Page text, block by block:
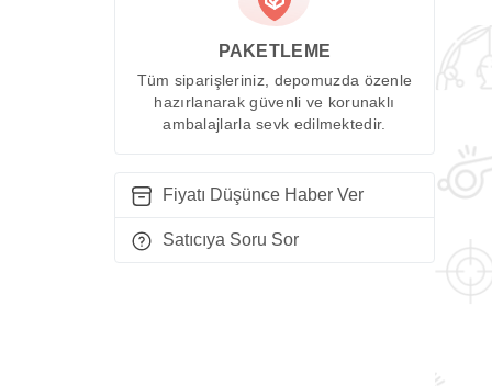
PAKETLEME
Tüm siparişleriniz, depomuzda özenle
hazırlanarak güvenli ve korunaklı
ambalajlarla sevk edilmektedir.
Fiyatı Düşünce Haber Ver
Satıcıya Soru Sor